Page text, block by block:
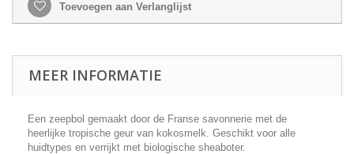
Toevoegen aan Verlanglijst
MEER INFORMATIE
Een zeepbol gemaakt door de Franse savonnerie met de
heerlijke tropische geur van kokosmelk. Geschikt voor alle
huidtypes en verrijkt met biologische sheaboter.